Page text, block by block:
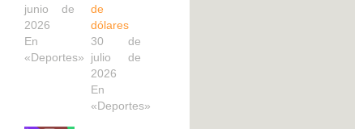
junio de
2026
En
«Deportes»
de
dólares
30 de
julio de
2026
En
«Deportes»